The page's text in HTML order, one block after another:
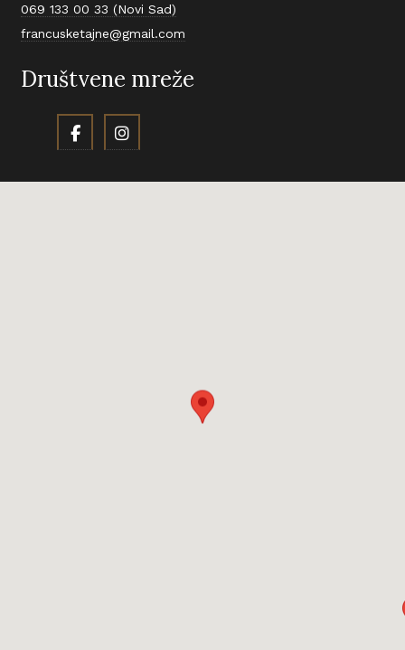
069 133 00 33 (Novi Sad)
francusketajne@gmail.com
Društvene mreže